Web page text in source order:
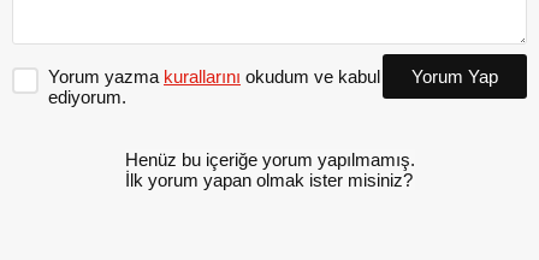
Yorum yazma kurallarını okudum ve kabul
ediyorum.
Yorum Yap
Henüz bu içeriğe yorum yapılmamış.
İlk yorum yapan olmak ister misiniz?